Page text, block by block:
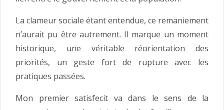
La clameur sociale étant entendue, ce remaniement
n’aurait pu être autrement. Il marque un moment
historique, une véritable réorientation des
priorités, un geste fort de rupture avec les
pratiques passées.
Mon premier satisfecit va dans le sens de la